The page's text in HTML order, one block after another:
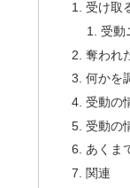
受け取
受動
奪われ
何かを
受動の
受動の
あくま
関連